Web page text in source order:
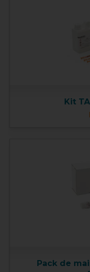
Kit
Pack de